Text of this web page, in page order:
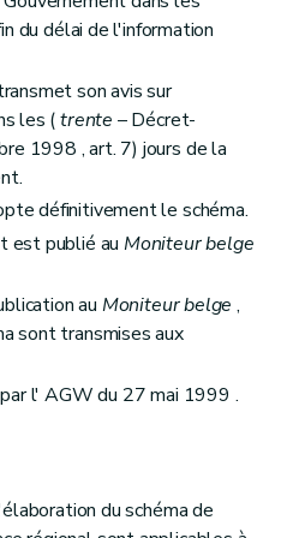
de demandes relatives aux travaux et actes de minime importance
de permis de bâtir concernant les serres érigées à des fins commerciales et professionnelles
du délai de l'information
son avis sur
les (trente – Décret-
1998 , art. 7) jours de la
définitivement le schéma.
est publié au Moniteur belge
au Moniteur belge ,
sont transmises aux
l' AGW du 27 mai 1999 .
du schéma de